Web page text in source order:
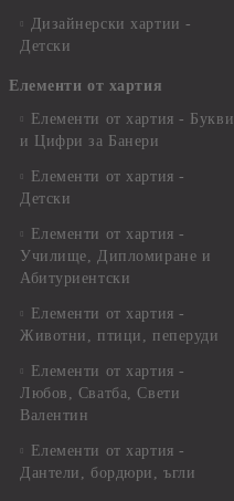
Дизайнерски хартии -
Детски
Елементи от хартия
Елементи от хартия - Букви
и Цифри за Банери
Елементи от хартия -
Детски
Елементи от хартия -
Училище, Дипломиране и
Абитуриентски
Елементи от хартия -
Животни, птици, пеперуди
Елементи от хартия -
Любов, Сватба, Свети
Валентин
Елементи от хартия -
Дантели, бордюри, ъгли